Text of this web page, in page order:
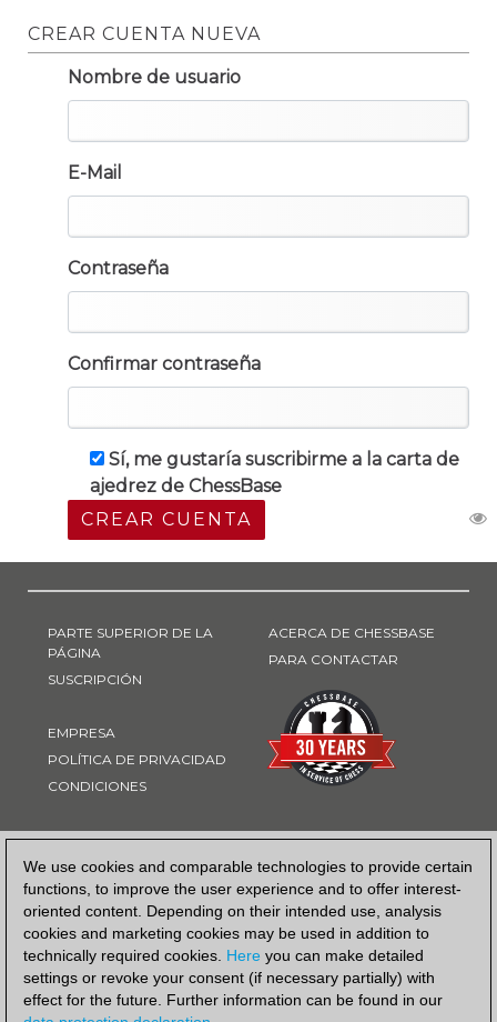
We use cookies and comparable technologies to provide certain
functions, to improve the user experience and to offer interest-
oriented content. Depending on their intended use, analysis
cookies and marketing cookies may be used in addition to
technically required cookies. Here you can make detailed
settings or revoke your consent (if necessary partially) with
effect for the future. Further information can be found in our
CREAR CUENTA NUEVA
Nombre de usuario
E-Mail
Contraseña
Confirmar contraseña
Sí, me gustaría suscribirme a la carta de
ajedrez de ChessBase
CREAR CUENTA
PARTE SUPERIOR DE LA
PÁGINA
SUSCRIPCIÓN
EMPRESA
POLÍTICA DE PRIVACIDAD
CONDICIONES
ACERCA DE CHESSBASE
PARA CONTACTAR
FORMA DE PAGO